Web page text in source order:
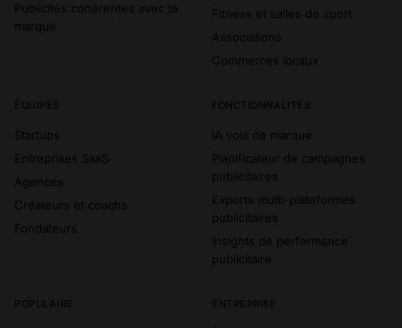
Publicités cohérentes avec ta
marque
Fitness et salles de sport
Associations
Commerces locaux
ÉQUIPES
Startups
Entreprises SaaS
Agences
Créateurs et coachs
Fondateurs
FONCTIONNALITÉS
IA voix de marque
Planificateur de campagnes
publicitaires
Exports multi-plateformes
publicitaires
Insights de performance
publicitaire
POPULAIRE ENTREPRISE